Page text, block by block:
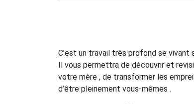
C’est un travail très profond se vivant
Il vous permettra de découvrir et
votre mère , de transformer les
d’être pleinement vous-mêmes .